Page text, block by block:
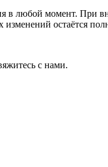
в любой момент. При
остаётся
с нами.